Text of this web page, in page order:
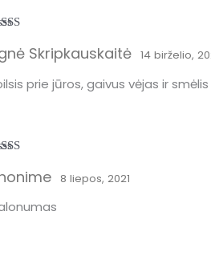
5 Skripkauskaitė 14 birželio,
prie jūros, gaivus vėjas ir
5 8 liepos, 2021